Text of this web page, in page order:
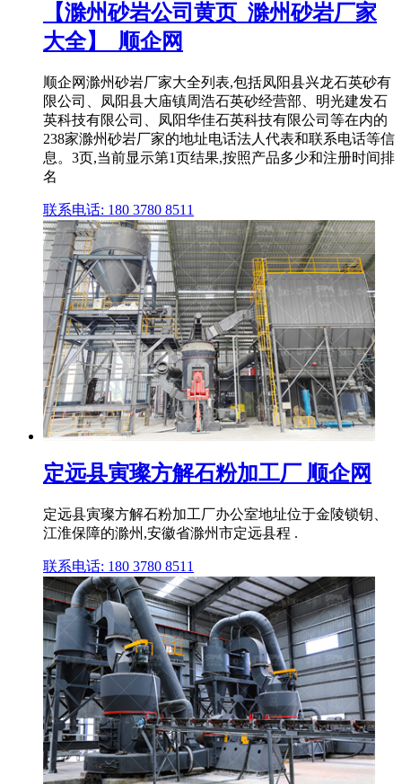
【滁州砂岩公司黄页_滁州砂岩厂家
大全】_顺企网
顺企网滁州砂岩厂家大全列表,包括凤阳县兴龙石英砂有
限公司、凤阳县大庙镇周浩石英砂经营部、明光建发石
英科技有限公司、凤阳华佳石英科技有限公司等在内的
238家滁州砂岩厂家的地址电话法人代表和联系电话等信
息。3页,当前显示第1页结果,按照产品多少和注册时间排
名
联系电话: 180 3780 8511
定远县寅璨方解石粉加工厂 顺企网
定远县寅璨方解石粉加工厂办公室地址位于金陵锁钥、
江淮保障的滁州,安徽省滁州市定远县程 .
联系电话: 180 3780 8511